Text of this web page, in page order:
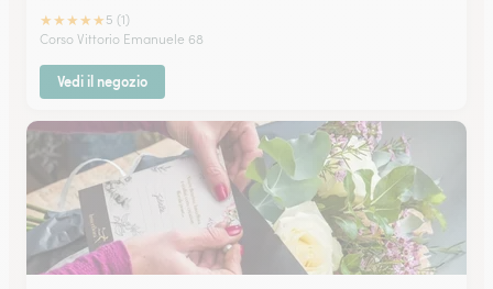
★★★★★ 5 (1)
Corso Vittorio Emanuele 68
Vedi il negozio